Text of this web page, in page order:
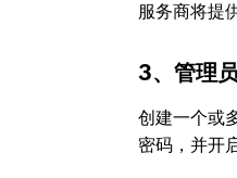
服务商将提
3、管理
创建一个或
密码，并开